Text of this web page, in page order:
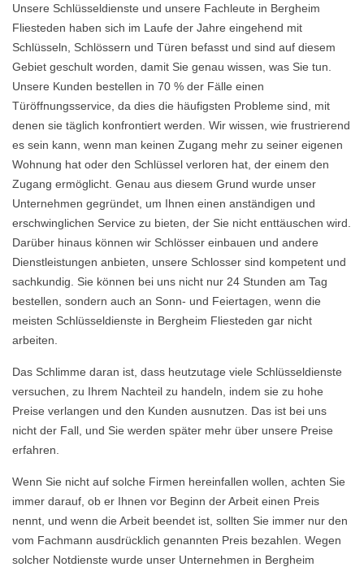
Unsere Schlüsseldienste und unsere Fachleute in Bergheim
Fliesteden haben sich im Laufe der Jahre eingehend mit
Schlüsseln, Schlössern und Türen befasst und sind auf diesem
Gebiet geschult worden, damit Sie genau wissen, was Sie tun.
Unsere Kunden bestellen in 70 % der Fälle einen
Türöffnungsservice, da dies die häufigsten Probleme sind, mit
denen sie täglich konfrontiert werden. Wir wissen, wie frustrierend
es sein kann, wenn man keinen Zugang mehr zu seiner eigenen
Wohnung hat oder den Schlüssel verloren hat, der einem den
Zugang ermöglicht. Genau aus diesem Grund wurde unser
Unternehmen gegründet, um Ihnen einen anständigen und
erschwinglichen Service zu bieten, der Sie nicht enttäuschen wird.
Darüber hinaus können wir Schlösser einbauen und andere
Dienstleistungen anbieten, unsere Schlosser sind kompetent und
sachkundig. Sie können bei uns nicht nur 24 Stunden am Tag
bestellen, sondern auch an Sonn- und Feiertagen, wenn die
meisten Schlüsseldienste in Bergheim Fliesteden gar nicht
arbeiten.
Das Schlimme daran ist, dass heutzutage viele Schlüsseldienste
versuchen, zu Ihrem Nachteil zu handeln, indem sie zu hohe
Preise verlangen und den Kunden ausnutzen. Das ist bei uns
nicht der Fall, und Sie werden später mehr über unsere Preise
erfahren.
Wenn Sie nicht auf solche Firmen hereinfallen wollen, achten Sie
immer darauf, ob er Ihnen vor Beginn der Arbeit einen Preis
nennt, und wenn die Arbeit beendet ist, sollten Sie immer nur den
vom Fachmann ausdrücklich genannten Preis bezahlen. Wegen
solcher Notdienste wurde unser Unternehmen in Bergheim